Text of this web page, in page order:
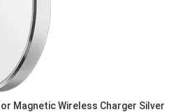
Magnetic Wireless Charger Silver